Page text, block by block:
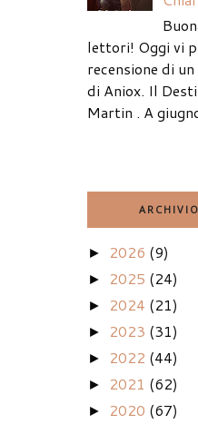
lettori! Oggi vi
recensione di
di Aniox. Il
Martin . A
► 2026 (9)
► 2025 (24)
► 2024 (21)
► 2023 (31)
► 2022 (44)
► 2021 (62)
► 2020 (67)